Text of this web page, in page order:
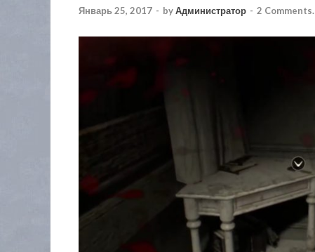
Январь 25, 2017 - byАдминистратор - 2 Comments.